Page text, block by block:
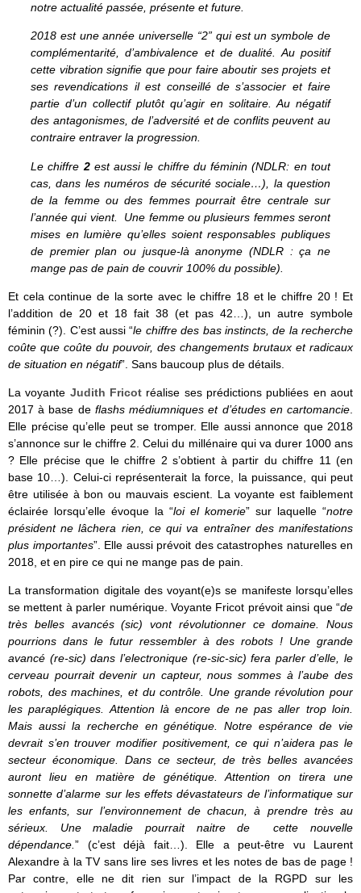
notre actualité passée, présente et future.
2018 est une année universelle “2” qui est un symbole de
complémentarité, d’ambivalence et de dualité. Au positif
cette vibration signifie que pour faire aboutir ses projets et
ses revendications il est conseillé de s’associer et faire
partie d’un collectif plutôt qu’agir en solitaire. Au négatif
des antagonismes, de l’adversité et de conflits peuvent au
contraire entraver la progression.
Le chiffre 2est aussi le chiffre du féminin (NDLR: en tout
cas, dans les numéros de sécurité sociale…), la question
de la femme ou des femmes pourrait être centrale sur
l’année qui vient. Une femme ou plusieurs femmes seront
mises en lumière qu’elles soient responsables publiques
de premier plan ou jusque-là anonyme (NDLR : ça ne
mange pas de pain de couvrir 100% du possible).
Et cela continue de la sorte avec le chiffre 18 et le chiffre 20 ! Et
l’addition de 20 et 18 fait 38 (et pas 42…), un autre symbole
féminin (?). C’est aussi “le chiffre des bas instincts, de la recherche
coûte que coûte du pouvoir, des changements brutaux et radicaux
de situation en négatif”. Sans baucoup plus de détails.
La voyante Judith Fricot réalise ses prédictions publiées en aout
2017 à base de flashs médiumniques et d’études en cartomancie
Elle précise qu’elle peut se tromper. Elle aussi annonce que 2018
s’annonce sur le chiffre 2. Celui du millénaire qui va durer 1000 ans
? Elle précise que le chiffre 2 s’obtient à partir du chiffre 11 (en
base 10…). Celui-ci représenterait la force, la puissance, qui peut
être utilisée à bon ou mauvais escient. La voyante est faiblement
éclairée lorsqu’elle évoque la “loi el komerie” sur laquelle “notre
président ne lâchera rien, ce qui va entraîner des manifestations
plus importantes”. Elle aussi prévoit des catastrophes naturelles en
2018, et en pire ce qui ne mange pas de pain.
La transformation digitale des voyant(e)s se manifeste lorsqu’elles
se mettent à parler numérique. Voyante Fricot prévoit ainsi que “de
très belles avancés (sic) vont révolutionner ce domaine. Nous
pourrions dans le futur ressembler à des robots ! Une grande
avancé (re-sic) dans l’electronique (re-sic-sic) fera parler d’elle, le
cerveau pourrait devenir un capteur, nous sommes à l’aube des
robots, des machines, et du contrôle. Une grande révolution pour
les paraplégiques. Attention là encore de ne pas aller trop loin.
Mais aussi la recherche en génétique. Notre espérance de vie
devrait s’en trouver modifier positivement, ce qui n’aidera pas le
secteur économique. Dans ce secteur, de très belles avancées
auront lieu en matière de génétique. Attention on tirera une
sonnette d’alarme sur les effets dévastateurs de l’informatique sur
les enfants, sur l’environnement de chacun, à prendre très au
sérieux. Une maladie pourrait naitre de cette nouvelle
dépendance. ” (c’est déjà fait…). Elle a peut-être vu Laurent
Alexandre à la TV sans lire ses livres et les notes de bas de page !
Par contre, elle ne dit rien sur l’impact de la RGPD sur les